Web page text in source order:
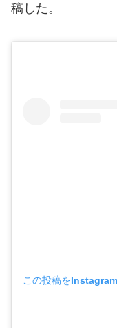
稿した。
この投稿を